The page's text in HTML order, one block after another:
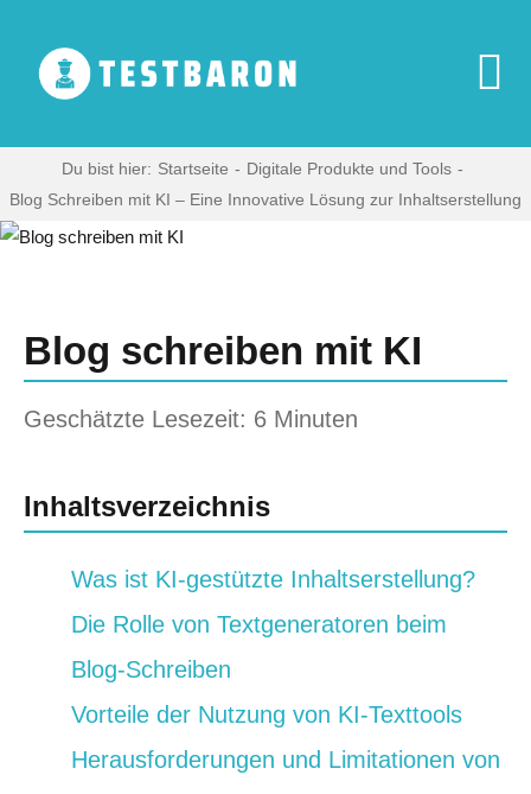
springen
Start
Digitale Produkte
Du bist hier: Startseite
Digitale Produkte und Tools
Blog Schreiben mit KI – Eine Innovative Lösung zur Inhaltserstellung
Zeige
Blog schreiben mit KI
Geschätzte Lesezeit: 6 Minuten
Inhaltsverzeichnis
Was ist KI-gestützte Inhaltserstellung?
Die Rolle von Textgeneratoren beim
Blog-Schreiben
Vorteile der Nutzung von KI-Texttools
Herausforderungen und Limitationen von